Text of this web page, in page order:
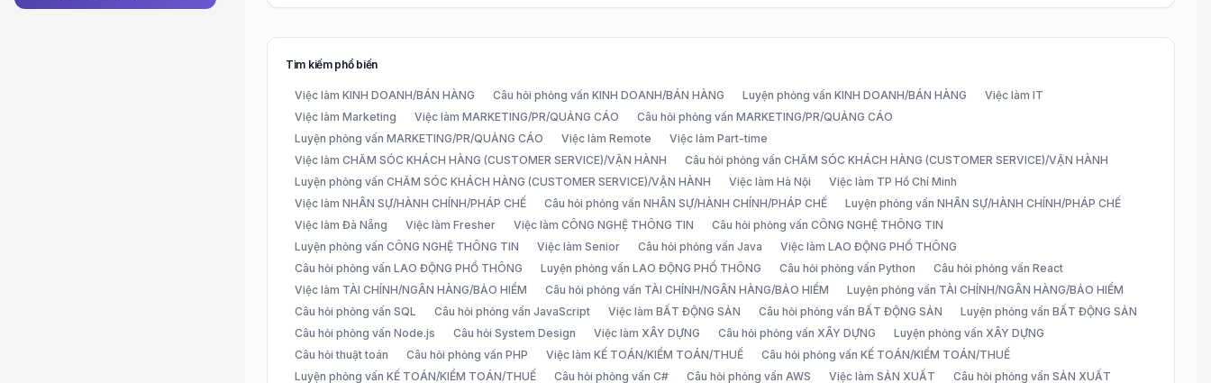
Tìm kiếm phổ biến
Việc làm KINH DOANH/BÁN HÀNG Câu hỏi phỏng vấn KINH DOANH/BÁN HÀNG Luyện phỏng vấn KINH DOANH/BÁN HÀNG
Việc làm IT
Việc làm Marketing
Việc làm MARKETING/PR/QUẢNG CÁO
Câu hỏi phỏng vấn MARKETING/PR/QUẢNG CÁO
Luyện phỏng vấn MARKETING/PR/QUẢNG CÁO
Việc làm Remote
Việc làm Part-time
Việc làm CHĂM SÓC KHÁCH HÀNG (CUSTOMER SERVICE)/VẬN HÀNH
Câu hỏi phỏng vấn CHĂM SÓC KHÁCH HÀNG (CUSTOMER SERVICE)/VẬN HÀNH
Luyện phỏng vấn CHĂM SÓC KHÁCH HÀNG (CUSTOMER SERVICE)/VẬN HÀNH
Việc làm Hà Nội
Việc làm TP Hồ Chí Minh
Việc làm NHÂN SỰ/HÀNH CHÍNH/PHÁP CHẾ
Câu hỏi phỏng vấn NHÂN SỰ/HÀNH CHÍNH/PHÁP CHẾ
Luyện phỏng vấn NHÂN SỰ/HÀNH CHÍNH/PHÁP CHẾ
Việc làm Đà Nẵng
Việc làm Fresher Việc làm CÔNG NGHỆ THÔNG TIN
Câu hỏi phỏng vấn CÔNG NGHỆ THÔNG TIN
Luyện phỏng vấn CÔNG NGHỆ THÔNG TIN
Việc làm Senior Câu hỏi phỏng vấn Java
Việc làm LAO ĐỘNG PHỔ THÔNG
Câu hỏi phỏng vấn LAO ĐỘNG PHỔ THÔNG
Luyện phỏng vấn LAO ĐỘNG PHỔ THÔNG Câu hỏi phỏng vấn Python
Câu hỏi phỏng vấn React
Việc làm TÀI CHÍNH/NGÂN HÀNG/BẢO HIỂM
Câu hỏi phỏng vấn TÀI CHÍNH/NGÂN HÀNG/BẢO HIỂM
Luyện phỏng vấn TÀI CHÍNH/NGÂN HÀNG/BẢO HIỂM
Câu hỏi phỏng vấn SQL
Câu hỏi phỏng vấn JavaScript Việc làm BẤT ĐỘNG SẢN Câu hỏi phỏng vấn BẤT ĐỘNG SẢN
Luyện phỏng vấn BẤT ĐỘNG SẢN
Câu hỏi phỏng vấn Node.js
Câu hỏi System Design Việc làm XÂY DỰNG Câu hỏi phỏng vấn XÂY DỰNG
Luyện phỏng vấn XÂY DỰNG
Câu hỏi thuật toán
Câu hỏi phỏng vấn PHP Việc làm KẾ TOÁN/KIỂM TOÁN/THUẾ
Câu hỏi phỏng vấn KẾ TOÁN/KIỂM TOÁN/THUẾ
Luyện phỏng vấn KẾ TOÁN/KIỂM TOÁN/THUẾ
Câu hỏi phỏng vấn C# Câu hỏi phỏng vấn AWS Việc làm SẢN XUẤT Câu hỏi phỏng vấn SẢN XUẤT